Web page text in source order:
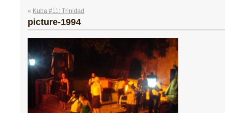
« Kuba #11: Trinidad
picture-1994